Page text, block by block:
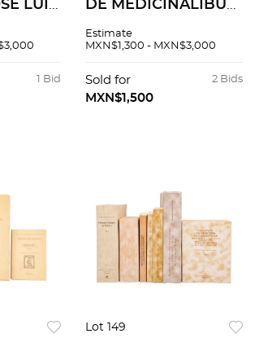
LUIS.
1 Bid
DE MEDICINALIBUS
MENDOZA. PIEZAS:
Estimate
MXN$1,300 - MXN$3,000
2 Bids
Sold for
MXN$1,500
Lot 149